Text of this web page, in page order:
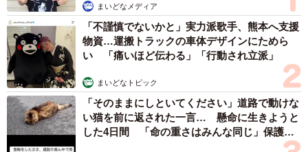
まいどなメディア
「不謹慎でないかと」実力派歌手、熊本へ支援
物資…運搬トラックの車体デザインにためら
い 「痛いほど伝わる」「行動され立派」
まいどなトピック
「そのままにしといてください」道路で動けな
い猫を前に返された一言… 懸命に生きようと
した4日間 「命の重さはみんな同じ」保護団